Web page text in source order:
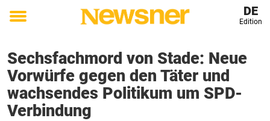
Toggle
DE
Edition
Sechsfachmord von Stade: Neue
Vorwürfe gegen den Täter und
wachsendes Politikum um SPD-
Verbindung